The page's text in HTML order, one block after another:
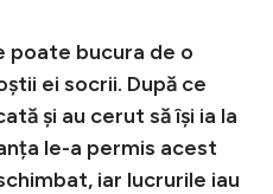
poate bucura de o
ei socrii. După ce
și au cerut să își ia la
le-a permis acest
iar lucrurile iau